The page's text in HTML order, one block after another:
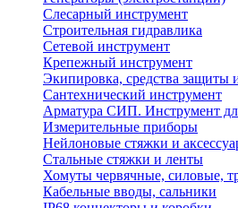
Слесарный инструмент
Строительная гидравлика
Сетевой инструмент
Крепежный инструмент
Экипировка, средства защиты
Сантехнический инструмент
Арматура СИП. Инструмент
Измерительные приборы
Нейлоновые стяжки и
Стальные стяжки и ленты
Хомуты червячные, силовые,
Кабельные вводы, сальники